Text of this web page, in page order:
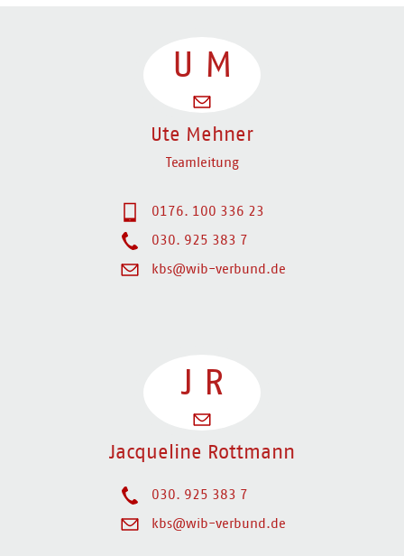
U M
Ute Mehner
Teamleitung
0176. 100 336 23
030. 925 383 7
kbs@wib-verbund.de
J R
Jacqueline Rottmann
030. 925 383 7
kbs@wib-verbund.de